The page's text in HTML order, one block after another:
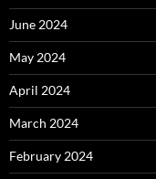
June 2024
May 2024
April 2024
March 2024
February 2024